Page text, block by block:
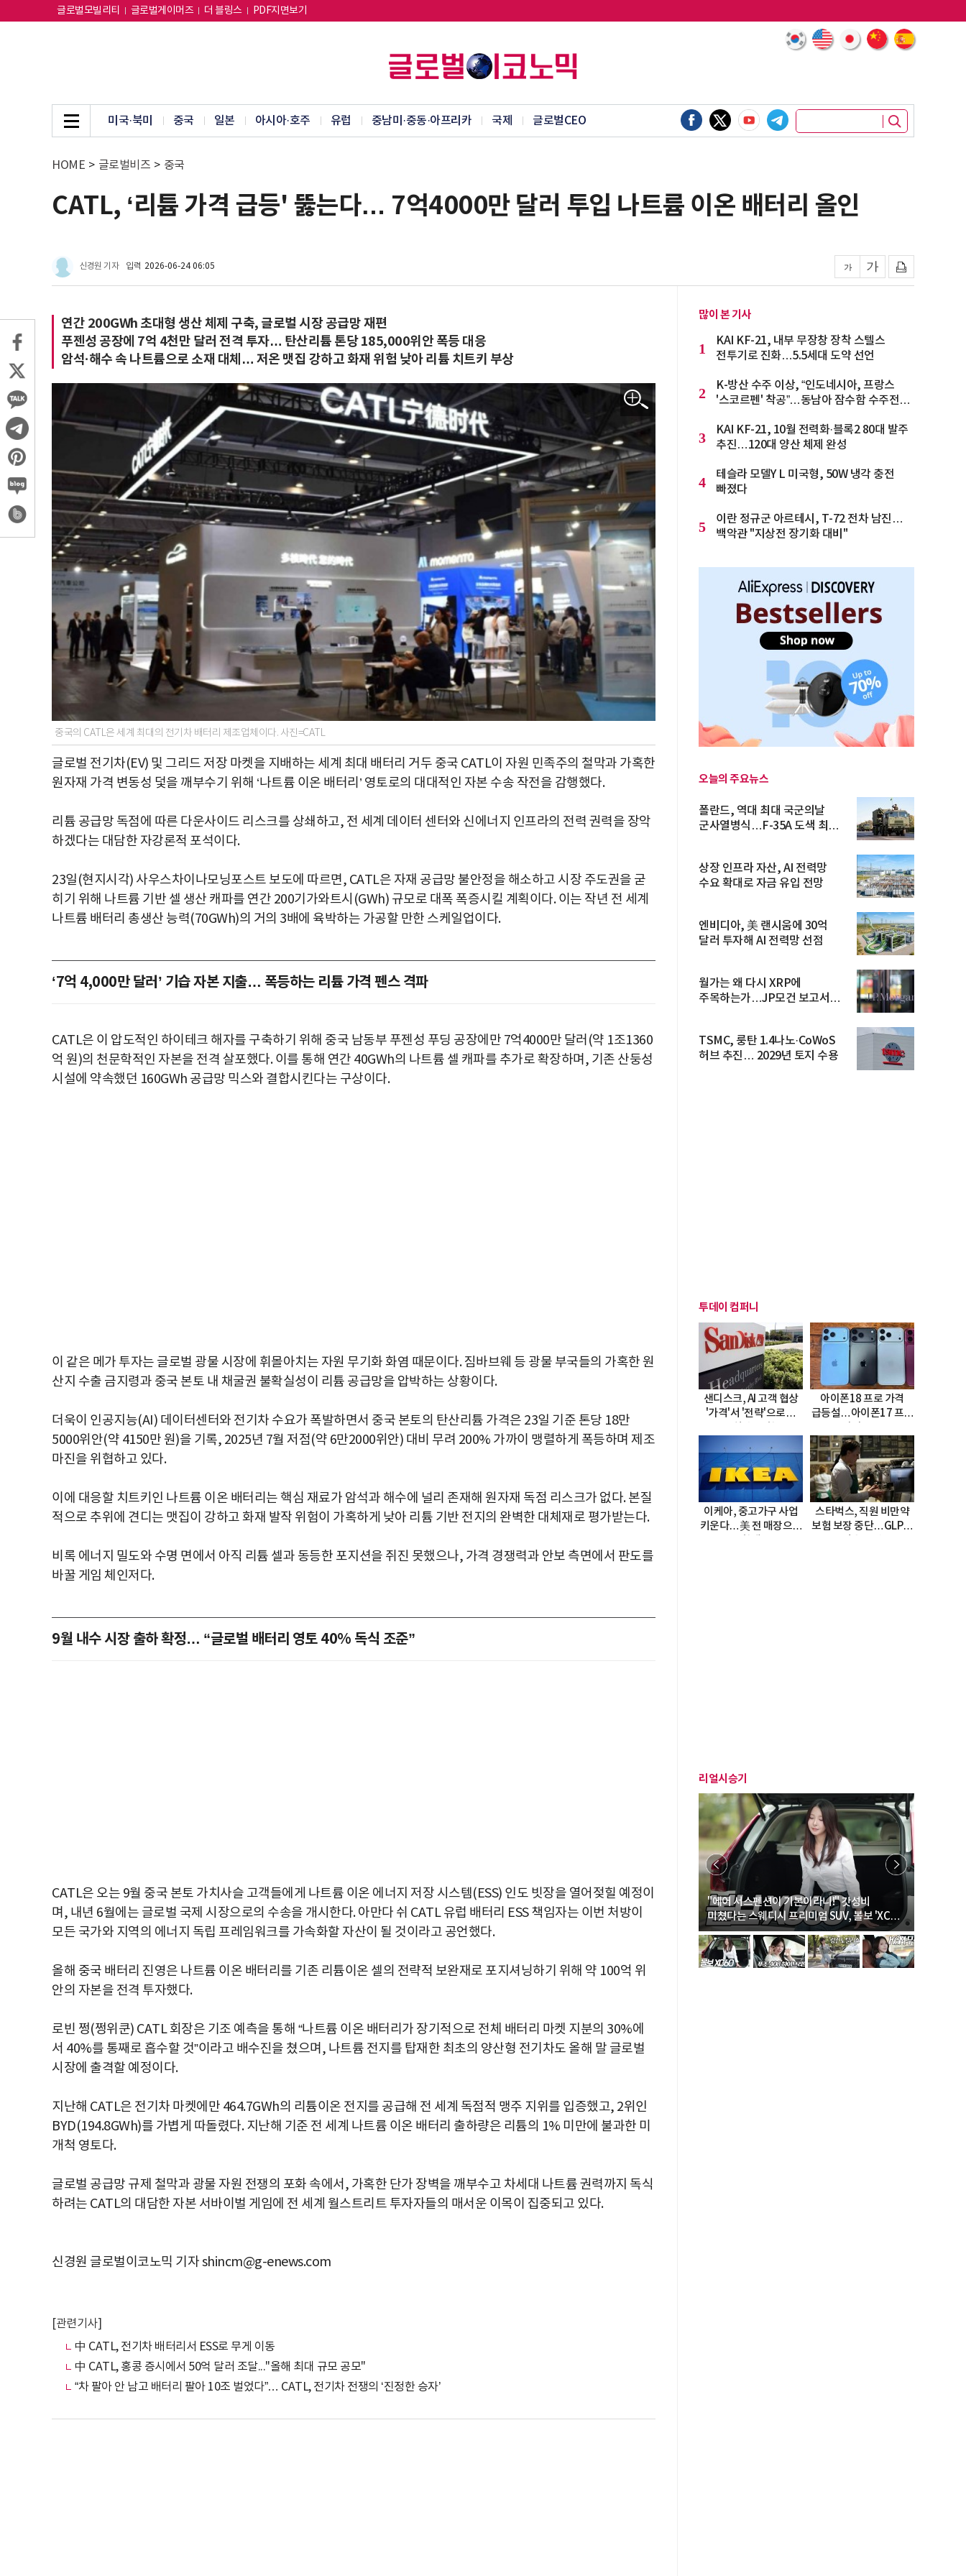
글로벌모빌리티 글로벌게이머즈 더 블링스 PDF지면보기
미국·북미 중국 일본 아시아·호주 유럽 중남미·중동·아프리카 국제 글로벌CEO
HOME > 글로벌비즈 > 중국
CATL, ‘리튬 가격 급등' 뚫는다… 7억4000만 달러 투입 나트륨 이온 배터리 올인
신경원 기자 입력 2026-06-24 06:05
연간 200GWh 초대형 생산 체제 구축, 글로벌 시장 공급망 재편
푸젠성 공장에 7억 4천만 달러 전격 투자… 탄산리튬 톤당 185,000위안 폭등 대응
암석·해수 속 나트륨으로 소재 대체… 저온 맷집 강하고 화재 위험 낮아 리튬 치트키 부상
중국의 CATL은 세계 최대의 전기차 배터리 제조업체이다. 사진=CATL
글로벌 전기차(EV) 및 그리드 저장 마켓을 지배하는 세계 최대 배터리 거두 중국 CATL이 자원 민족주의 철막과 가혹한
원자재 가격 변동성 덫을 깨부수기 위해 ‘나트륨 이온 배터리’ 영토로의 대대적인 자본 수송 작전을 감행했다.
리튬 공급망 독점에 따른 다운사이드 리스크를 상쇄하고, 전 세계 데이터 센터와 신에너지 인프라의 전력 권력을 장악
하겠다는 대담한 자강론적 포석이다.
23일(현지시각) 사우스차이나모닝포스트 보도에 따르면, CATL은 자재 공급망 불안정을 해소하고 시장 주도권을 굳
히기 위해 나트륨 기반 셀 생산 캐파를 연간 200기가와트시(GWh) 규모로 대폭 폭증시킬 계획이다. 이는 작년 전 세계
나트륨 배터리 총생산 능력(70GWh)의 거의 3배에 육박하는 가공할 만한 스케일업이다.
‘7억 4,000만 달러’ 기습 자본 지출… 폭등하는 리튬 가격 펜스 격파
CATL은 이 압도적인 하이테크 해자를 구축하기 위해 중국 남동부 푸젠성 푸딩 공장에만 7억4000만 달러(약 1조1360
억 원)의 천문학적인 자본을 전격 살포했다. 이를 통해 연간 40GWh의 나트륨 셀 캐파를 추가로 확장하며, 기존 산둥성
시설에 약속했던 160GWh 공급망 믹스와 결합시킨다는 구상이다.
이 같은 메가 투자는 글로벌 광물 시장에 휘몰아치는 자원 무기화 화염 때문이다. 짐바브웨 등 광물 부국들의 가혹한 원
산지 수출 금지령과 중국 본토 내 채굴권 불확실성이 리튬 공급망을 압박하는 상황이다.
더욱이 인공지능(AI) 데이터센터와 전기차 수요가 폭발하면서 중국 본토의 탄산리튬 가격은 23일 기준 톤당 18만
5000위안(약 4150만 원)을 기록, 2025년 7월 저점(약 6만2000위안) 대비 무려 200% 가까이 맹렬하게 폭등하며 제조
마진을 위협하고 있다.
이에 대응할 치트키인 나트륨 이온 배터리는 핵심 재료가 암석과 해수에 널리 존재해 원자재 독점 리스크가 없다. 본질
적으로 추위에 견디는 맷집이 강하고 화재 발작 위험이 가혹하게 낮아 리튬 기반 전지의 완벽한 대체재로 평가받는다.
비록 에너지 밀도와 수명 면에서 아직 리튬 셀과 동등한 포지션을 쥐진 못했으나, 가격 경쟁력과 안보 측면에서 판도를
바꿀 게임 체인저다.
9월 내수 시장 출하 확정… “글로벌 배터리 영토 40% 독식 조준”
CATL은 오는 9월 중국 본토 가치사슬 고객들에게 나트륨 이온 에너지 저장 시스템(ESS) 인도 빗장을 열어젖힐 예정이
며, 내년 6월에는 글로벌 국제 시장으로의 수송을 개시한다. 아만다 쉬 CATL 유럽 배터리 ESS 책임자는 이번 처방이
모든 국가와 지역의 에너지 독립 프레임워크를 가속화할 자산이 될 것이라고 공언했다.
올해 중국 배터리 진영은 나트륨 이온 배터리를 기존 리튬이온 셀의 전략적 보완재로 포지셔닝하기 위해 약 100억 위
안의 자본을 전격 투자했다.
로빈 쩡(쩡위쿤) CATL 회장은 기조 예측을 통해 “나트륨 이온 배터리가 장기적으로 전체 배터리 마켓 지분의 30%에
서 40%를 통째로 흡수할 것”이라고 배수진을 쳤으며, 나트륨 전지를 탑재한 최초의 양산형 전기차도 올해 말 글로벌
시장에 출격할 예정이다.
지난해 CATL은 전기차 마켓에만 464.7GWh의 리튬이온 전지를 공급해 전 세계 독점적 맹주 지위를 입증했고, 2위인
BYD(194.8GWh)를 가볍게 따돌렸다. 지난해 기준 전 세계 나트륨 이온 배터리 출하량은 리튬의 1% 미만에 불과한 미
개척 영토다.
글로벌 공급망 규제 철막과 광물 자원 전쟁의 포화 속에서, 가혹한 단가 장벽을 깨부수고 차세대 나트륨 권력까지 독식
하려는 CATL의 대담한 자본 서바이벌 게임에 전 세계 월스트리트 투자자들의 매서운 이목이 집중되고 있다.
신경원 글로벌이코노믹 기자 shincm@g-enews.com
[관련기사]
中 CATL, 전기차 배터리서 ESS로 무게 이동
中 CATL, 홍콩 증시에서 50억 달러 조달..."올해 최대 규모 공모"
“차 팔아 안 남고 배터리 팔아 10조 벌었다”… CATL, 전기차 전쟁의 ‘진정한 승자’
많이 본 기사
1
KAI KF-21, 내부 무장창 장착 스텔스
전투기로 진화…5.5세대 도약 선언
2
K-방산 수주 이상, “인도네시아, 프랑스
'스코르펜' 착공”…동남아 잠수함 수주전
3
KAI KF-21, 10월 전력화·블록2 80대 발주
추진…120대 양산 체제 완성
4
테슬라 모델Y L 미국형, 50W 냉각 충전
빠졌다
5
이란 정규군 아르테시, T-72 전차 남진…
백악관 "지상전 장기화 대비"
오늘의 주요뉴스
폴란드, 역대 최대 국군의날
군사열병식…F-35A 도색 최초
상장 인프라 자산, AI 전력망
수요 확대로 자금 유입 전망
엔비디아, 美 랜시움에 30억
달러 투자해 AI 전력망 선점
월가는 왜 다시 XRP에
주목하는가…JP모건 보고서
TSMC, 룽탄 1.4나노·CoWoS
허브 추진… 2029년 토지 수용
투데이 컴퍼니
샌디스크, AI 고객 협상
'가격'서 '전략'으로…
아이폰18 프로 가격
급등설…아이폰17 프로
이케아, 중고가구 사업
키운다…美 전 매장으로
스타벅스, 직원 비만약
보험 보장 중단…GLP-1
리얼시승기
박지수 아나운서가 타본 ‘전설의 무쏘’… “여성·
초보자도 반할 반전 매력”
"에어 서스펜션이 기본이라니!" 갓성비
미쳤다는 스웨디시 프리미엄 SUV, 볼보 'XC60
B5 울트라'